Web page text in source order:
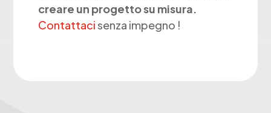
creare un progetto su misura.
Contattacisenza impegno !